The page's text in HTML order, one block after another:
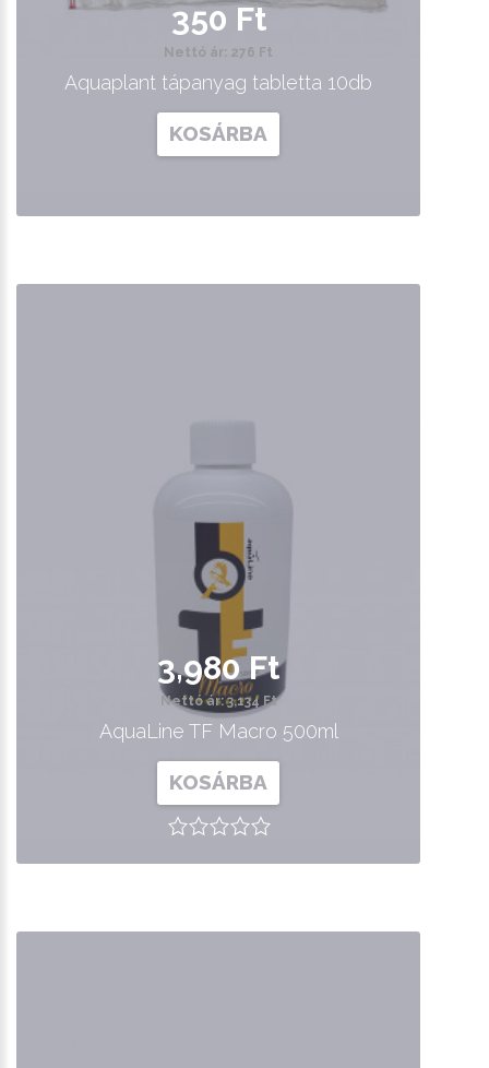
350 Ft
Nettó ár: 276 Ft
Aquaplant tápanyag tabletta 10db
KOSÁRBA
3,980 Ft
Nettó ár: 3,134 Ft
AquaLine TF Macro 500ml
KOSÁRBA